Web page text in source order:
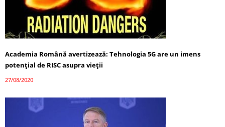
Academia Română avertizează: Tehnologia 5G are un imens
potențial de RISC asupra vieții
27/08/2020